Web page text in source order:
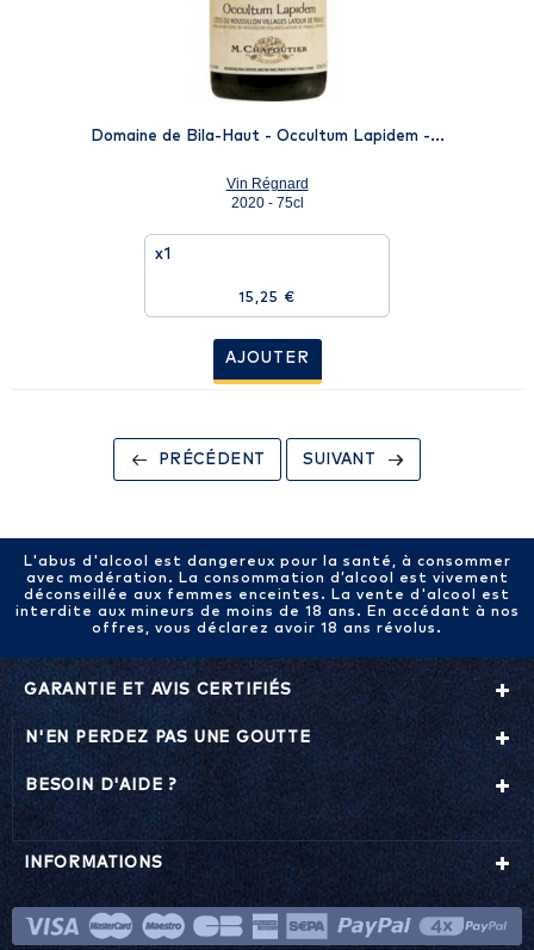
Domaine de Bila-Haut - Occultum Lapidem -...
Vin Régnard
2020 - 75cl
x1
15,25 €
AJOUTER
PRÉCÉDENT SUIVANT
L'abus d'alcool est dangereux pour la santé, à consommer
avec modération. La consommation d’alcool est vivement
déconseillée aux femmes enceintes. La vente d'alcool est
interdite aux mineurs de moins de 18 ans. En accédant à nos
offres, vous déclarez avoir 18 ans révolus.
GARANTIE ET AVIS CERTIFIÉS
N'EN PERDEZ PAS UNE GOUTTE
BESOIN D'AIDE ?
INFORMATIONS